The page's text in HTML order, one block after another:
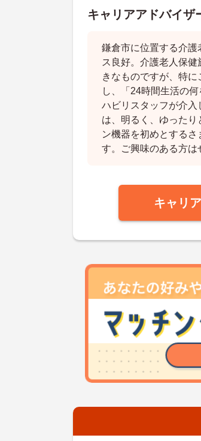
キャリアアドバイザ
鎌倉市に位置する介
ス良好。介護老人保
きなものですが、特
し、「24時間生活の
ハビリスタッフが介
は、明るく、ゆったり
ン機器を初めとする
す。ご興味のある方は
キャリ